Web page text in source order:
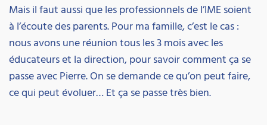
Mais il faut aussi que les professionnels de l’IME soient
à l’écoute des parents. Pour ma famille, c’est le cas :
nous avons une réunion tous les 3 mois avec les
éducateurs et la direction, pour savoir comment ça se
passe avec Pierre. On se demande ce qu’on peut faire,
ce qui peut évoluer… Et ça se passe très bien.